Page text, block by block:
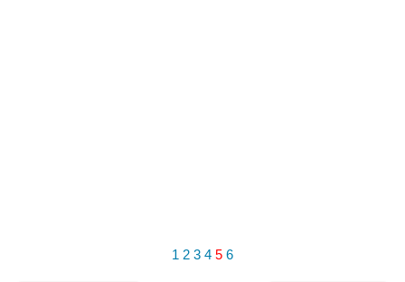
1 2 3 4 5 6